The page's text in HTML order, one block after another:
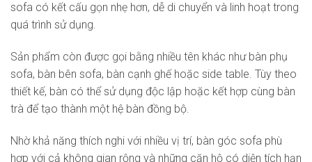
sofa có kết cấu gọn nhẹ hơn, dễ di chuyển và linh hoạt trong
quá trình sử dụng.
Sản phẩm còn được gọi bằng nhiều tên khác như bàn phụ
sofa, bàn bên sofa, bàn cạnh ghế hoặc side table. Tùy theo
thiết kế, bàn có thể sử dụng độc lập hoặc kết hợp cùng bàn
trà để tạo thành một hệ bàn đồng bộ.
Nhờ khả năng thích nghi với nhiều vị trí, bàn góc sofa phù
hợp với cả không gian rộng và những căn hộ có diện tích hạn